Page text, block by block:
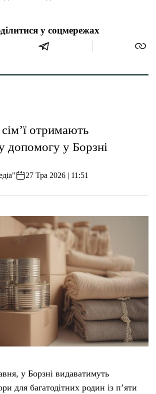
у соцмережах
сім’ї отримають
допомогу у Борзні
27 Тра 2026 | 11:51
у Борзні видаватимуть
для багатодітних родин із п’яти